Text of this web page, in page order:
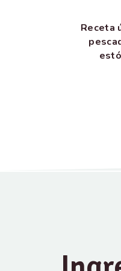
Receta